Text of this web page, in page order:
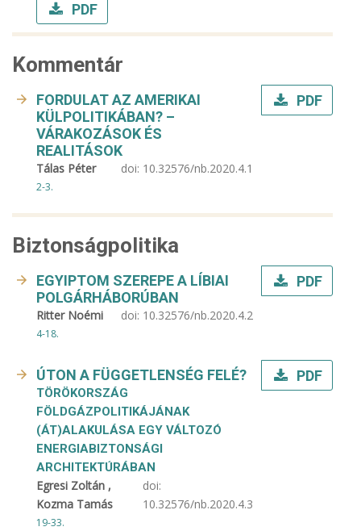
PDF
Kommentár
FORDULAT AZ AMERIKAI
KÜLPOLITIKÁBAN? –
VÁRAKOZÁSOK ÉS
REALITÁSOK
Tálas Péter doi: 10.32576/nb.2020.4.1
2-3.
PDF
Biztonságpolitika
EGYIPTOM SZEREPE A LÍBIAI
POLGÁRHÁBORÚBAN
Ritter Noémi doi: 10.32576/nb.2020.4.2
4-18.
PDF
ÚTON A FÜGGETLENSÉG FELÉ?
TÖRÖKORSZÁG
FÖLDGÁZPOLITIKÁJÁNAK
(ÁT)ALAKULÁSA EGY VÁLTOZÓ
ENERGIABIZTONSÁGI
ARCHITEKTÚRÁBAN
Egresi Zoltán ,
Kozma Tamás
doi:
10.32576/nb.2020.4.3
19-33.
PDF